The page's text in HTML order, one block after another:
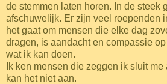
de stemmen laten horen. In de steek
afschuwelijk. Er zijn veel roependen
het gaat om mensen die elke dag
dragen, is aandacht en compassie
wat ik kan doen.
Ik ken mensen die zeggen ik sluit
kan het niet aan.